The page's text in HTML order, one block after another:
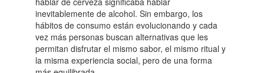
inevitablemente de alcohol. Sin embargo, los
hábitos de consumo están evolucionando y cada
vez más personas buscan alternativas que les
permitan disfrutar el mismo sabor, el mismo ritual y
la misma experiencia social, pero de una forma